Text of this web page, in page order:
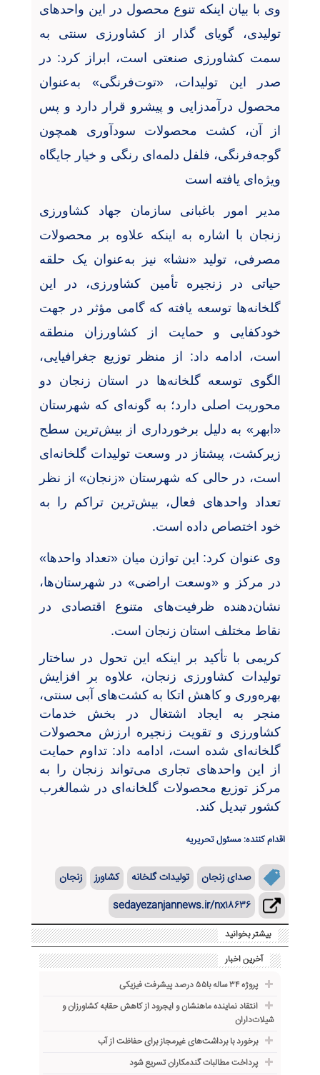
‌وی با بیان اینکه تنوع محصول در این واحدهای
تولیدی، گویای گذار از کشاورزی سنتی به
سمت کشاورزی صنعتی است، ابراز کرد: در
صدر این تولیدات، «توت‌فرنگی» به‌عنوان
محصول درآمدزایی و پیشرو قرار دارد و پس
از آن، کشت محصولات سودآوری همچون
گوجه‌فرنگی، فلفل دلمه‌ای رنگی و خیار جایگاه
ویژه‌ای یافته است
مدیر امور باغبانی سازمان جهاد کشاورزی
زنجان با اشاره به اینکه علاوه بر محصولات
مصرفی، تولید «نشا» نیز به‌عنوان یک حلقه
حیاتی در زنجیره تأمین کشاورزی، در این
گلخانه‌ها توسعه یافته که گامی مؤثر در جهت
خودکفایی و حمایت از کشاورزان منطقه
است، ادامه داد: از منظر توزیع جغرافیایی،
الگوی توسعه گلخانه‌ها در استان زنجان دو
محوریت اصلی دارد؛ به گونه‌ای که شهرستان
«ابهر» به دلیل برخورداری از بیش‌ترین سطح
زیرکشت، پیشتاز در وسعت تولیدات گلخانه‌ای
است، در حالی که شهرستان «زنجان» از نظر
تعداد واحدهای فعال، بیش‌ترین تراکم را به
خود اختصاص داده است.
وی عنوان کرد: این توازن میان «تعداد واحدها»
در مرکز و «وسعت اراضی» در شهرستان‌ها،
نشان‌دهنده ظرفیت‌های متنوع اقتصادی در
نقاط مختلف استان زنجان است.
‌کریمی با تأکید بر اینکه این تحول در ساختار
تولیدات کشاورزی زنجان، علاوه بر افزایش
بهره‌وری و کاهش اتکا به کشت‌های آبی سنتی،
منجر به ایجاد اشتغال در بخش خدمات
کشاورزی و تقویت زنجیره ارزش محصولات
گلخانه‌ای شده است، ادامه داد: تداوم حمایت
از این واحدهای تجاری می‌تواند زنجان را به
مرکز توزیع محصولات گلخانه‌ای در شمالغرب
کشور تبدیل کند.
اقدام کننده: مسئول تحریریه
صدای زنجان تولیدات گلخانه کشاورز
زنجان
sedayezanjannews.ir/nx۱۸۶۳۶
بیشتر بخوانید
آخرین اخبار
پروژه ۳۴ ساله با۵۵ درصد پیشرفت فیزیکی
انتقاد نماینده ماهنشان و ایجرود از کاهش حقابه کشاورزان و
شیلات‌داران
برخورد با برداشت‌های غیرمجاز برای حفاظت از آب
پرداخت مطالبات گندمکاران تسریع شود